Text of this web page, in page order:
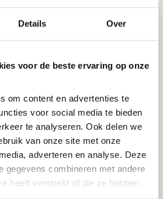
Details Over
voor de beste ervaring op onze
om content en advertenties te
voor social media te bieden
te analyseren. Ook delen we
van onze site met onze
adverteren en analyse. Deze
gegevens combineren met andere
heeft verstrekt of die ze hebben
verleden, hierdoor zijn ze uniek en hebben
L, M, S
L | 20 x 32 x 28, M | 16 x 32 x 25, S | 13
Bamboe
Licht Bruin, Naturel